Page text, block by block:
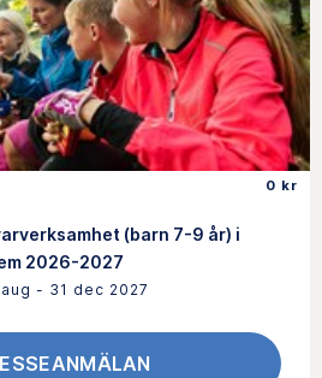
0 kr
(barn 7-9 år) i
2026-2027
- 31 dec 2027